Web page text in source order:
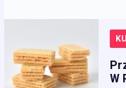
W